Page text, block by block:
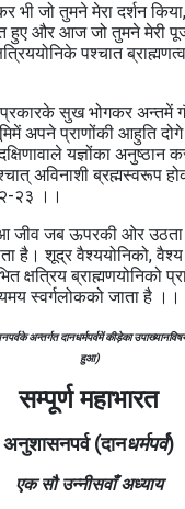
भी जो तुमने मेरा दर्शन
हुए और आज जो तुमने मेरी
पश्चात
सुख भोगकर अन्तमें
अपने प्राणोंकी आहुति
यज्ञोंका
अविनाशी ब्रह्मस्वरूप
२३ ।।
जीव जब ऊपरकी ओर
है। शूद्र वैश्ययोनिको, वैश्य
क्षत्रिय ब्राह्मणयोनिको
स्वर्गलोकको जाता है
अन्तर्गत दानधर्मपर्वमें कीड़ेका
हुआ)
सम्पूर्ण महाभारत
अनुशासनपर्व (दानधर्मपर्व)
एक सौ उन्नीसवाँ अध्याय